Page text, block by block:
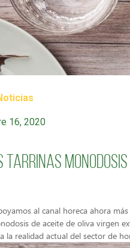
16, 2020
tarrinas
al canal horeca ahora
de aceite de oliva virgen
la realidad actual del sector de